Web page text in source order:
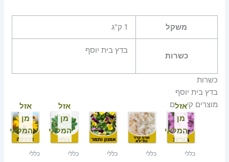
משקל 1 ק"ג
כשרות
בדץ בית יוסף
כשרות
בדץ בית יוסף
מוצרים קשורים
אזל
מן
המלאי
כללי כללי כללי
אזל
מן
המלאי
כללי
אזל
מן
המלאי
כללי